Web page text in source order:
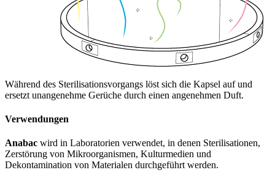
Während des Sterilisationsvorgangs löst sich die Kapsel auf und
ersetzt unangenehme Gerüche durch einen angenehmen Duft.
Verwendungen
Anabac wird in Laboratorien verwendet, in denen Sterilisationen,
Zerstörung von Mikroorganismen, Kulturmedien und
Dekontamination von Materialen durchgeführt werden.